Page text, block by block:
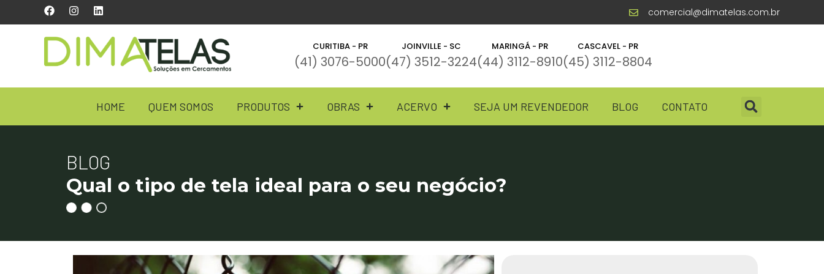
comercial@dimatelas.com.br
CURITIBA - PR
(41) 3076-5000
JOINVILLE - SC
(47) 3512-3224
MARINGÁ - PR
(44) 3112-8910
CASCAVEL - PR
(45) 3112-8804
HOME QUEM SOMOS PRODUTOS OBRAS ACERVO SEJA UM REVENDEDOR BLOG CONTATO
BLOG
Qual o tipo de tela ideal para o seu negócio?